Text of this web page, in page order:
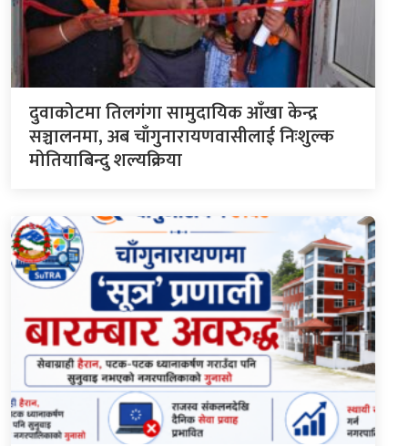
दुवाकोटमा तिलगंगा सामुदायिक आँखा केन्द्र
सञ्चालनमा, अब चाँगुनारायणवासीलाई निःशुल्क
मोतियाबिन्दु शल्यक्रिया